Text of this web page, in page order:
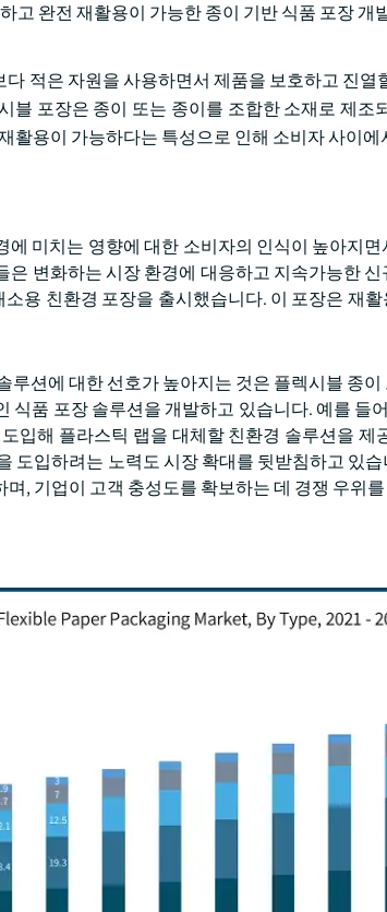
고 완전 재활용이 가능한 종이 기반 식품 포장 개
적은 자원을 사용하면서 제품을 보호하고 진
블 포장은 종이 또는 종이를 조합한 소재로 제조
활용이 가능하다는 특성으로 인해 소비자 사이
에 미치는 영향에 대한 소비자의 인식이 높아지
변화하는 시장 환경에 대응하고 지속가능한
소용 친환경 포장을 출시했습니다. 이 포장은 재
루션에 대한 선호가 높아지는 것은 플렉시블 종
식품 포장 솔루션을 개발하고 있습니다. 예를 들
입해 플라스틱 랩을 대체할 친환경 솔루션을 제
도입하려는 노력도 시장 확대를 뒷받침하고 있
, 기업이 고객 충성도를 확보하는 데 경쟁 우위